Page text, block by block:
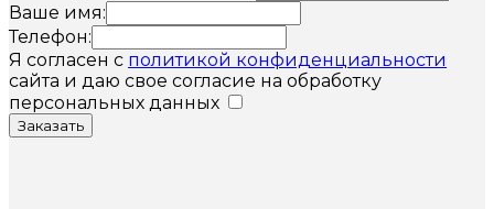
Ваше имя:
Телефон:
Я согласен с политикой конфиденциальности
сайта и даю свое согласие на обработку
персональных данных
Заказать